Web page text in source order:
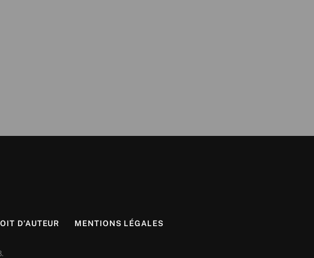
D’AUTEUR MENTIONS LÉGALES